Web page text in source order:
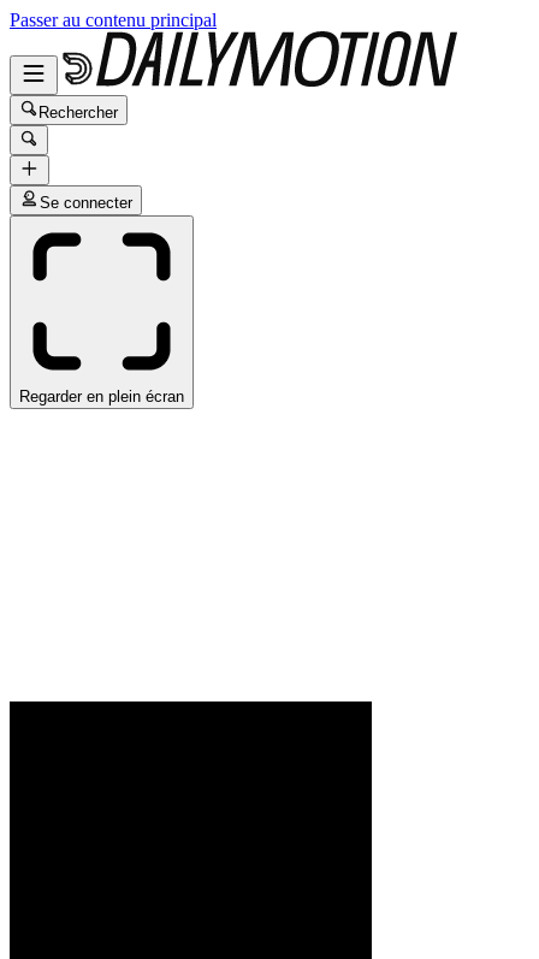
Passer au contenu principal
Rechercher
Se connecter
Regarder en plein écran